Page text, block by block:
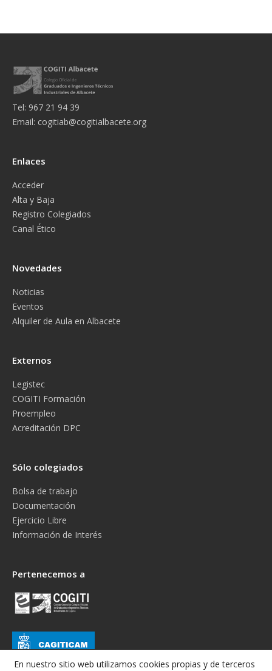
Tel: 967 21 94 39
Email: cogitiab@cogitialbacete.org
Enlaces
Acceder
Alta y Baja
Registro Colegiados
Canal Ético
Novedades
Noticias
Eventos
Alquiler de Aula en Albacete
Externos
Legistec
COGITI Formación
Proempleo
Acreditación DPC
Sólo colegiados
Bolsa de trabajo
Documentación
Ejercicio Libre
Información de Interés
Pertenecemos a
En nuestro sitio web utilizamos cookies propias y de terceros